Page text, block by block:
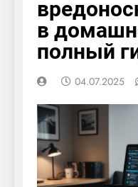
в
полный
04.07.2025